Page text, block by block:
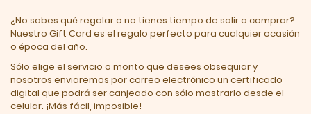
¿No sabes qué regalar o no tienes tiempo de salir a comprar?
Nuestro Gift Card es el regalo perfecto para cualquier ocasión
o época del año.
Sólo elige el servicio o monto que desees obsequiar y
nosotros enviaremos por correo electrónico un certificado
digital que podrá ser canjeado con sólo mostrarlo desde el
celular. ¡Más fácil, imposible!